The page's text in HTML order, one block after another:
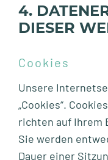
4.
DIESER
Cookies
Unsere
„Cookies“.
richten auf Ihrem
Sie werden
Dauer einer